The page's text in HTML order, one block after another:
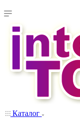
Каталог